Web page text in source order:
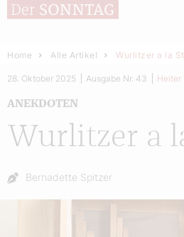
Home Alle Artikel Wurlitzer a la
Wurlitzer a
ANEKDOTEN
28. Oktober 2025 Ausgabe Nr. 43 Heiter
Autor:
Bernadette Spitzer